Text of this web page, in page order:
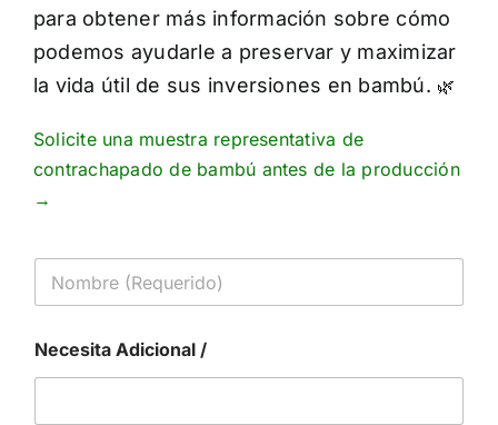
para obtener más información sobre cómo
podemos ayudarle a preservar y maximizar
la vida útil de sus inversiones en bambú. 🌿
Solicite una muestra representativa de
contrachapado de bambú antes de la producción
→
N
m
r
e
Necesita Adicional /